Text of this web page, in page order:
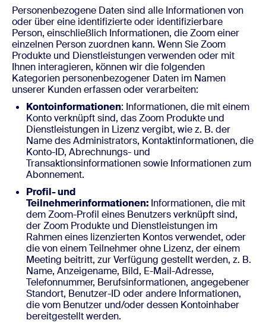
Personenbezogene Daten sind alle Informationen von
oder über eine identifizierte oder identifizierbare
Person, einschließlich Informationen, die Zoom einer
einzelnen Person zuordnen kann. Wenn Sie Zoom
Produkte und Dienstleistungen verwenden oder mit
Ihnen interagieren, können wir die folgenden
Kategorien personenbezogener Daten im Namen
unserer Kunden erfassen oder verarbeiten:
Kontoinformationen: Informationen, die mit einem
Konto verknüpft sind, das Zoom Produkte und
Dienstleistungen in Lizenz vergibt, wie z. B. der
Name des Administrators, Kontaktinformationen, die
Konto-ID, Abrechnungs- und
Transaktionsinformationen sowie Informationen zum
Abonnement.
Profil- und
Teilnehmerinformationen: Informationen, die mit
dem Zoom-Profil eines Benutzers verknüpft sind,
der Zoom Produkte und Dienstleistungen im
Rahmen eines lizenzierten Kontos verwendet, oder
die von einem Teilnehmer ohne Lizenz, der einem
Meeting beitritt, zur Verfügung gestellt werden, z. B.
Name, Anzeigename, Bild, E-Mail-Adresse,
Telefonnummer, Berufsinformationen, angegebener
Standort, Benutzer-ID oder andere Informationen,
die vom Benutzer und/oder dessen Kontoinhaber
bereitgestellt werden.